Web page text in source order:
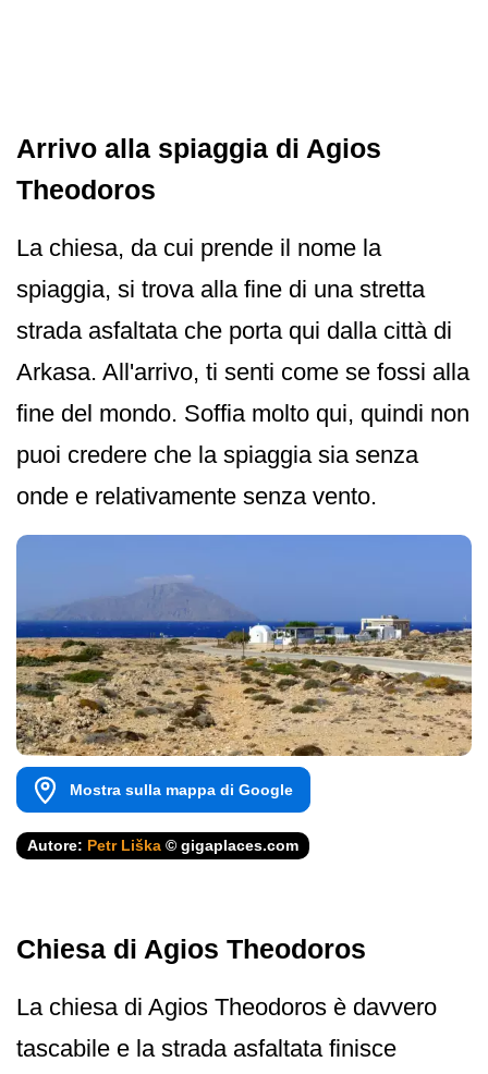
Arrivo alla spiaggia di Agios
Theodoros
La chiesa, da cui prende il nome la
spiaggia, si trova alla fine di una stretta
strada asfaltata che porta qui dalla città di
Arkasa. All'arrivo, ti senti come se fossi alla
fine del mondo. Soffia molto qui, quindi non
puoi credere che la spiaggia sia senza
onde e relativamente senza vento.
Mostra sulla mappa di Google
Autore: Petr Liška © gigaplaces.com
Chiesa di Agios Theodoros
La chiesa di Agios Theodoros è davvero
tascabile e la strada asfaltata finisce